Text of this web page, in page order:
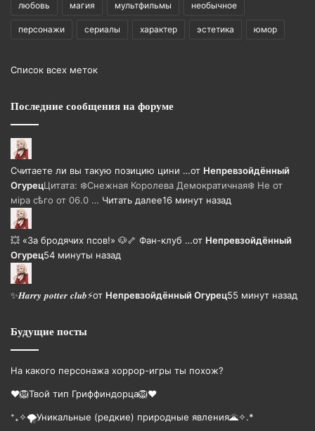
любовь магия мультфильмы необычное
персонажи сериалы характер эстетика юмор
Список всех меток
Последние сообщения на форуме
Считаете ли вы такую позицию цини …от Непревзойдëнный
ОгурецЦитата: ❄️Снежная Королева Демократичная❄️ Не от
мiра сѣго от 06.0 … Читать далее16 минут назад
💥 «За бродячих псов!» 🐶🦴 Фан-клуб …от Непревзойдëнный
Огурец54 минуты назад
✨𝑯𝒂𝒓𝒓𝒚 𝒑𝒐𝒕𝒕𝒆𝒓 𝒄𝒍𝒖𝒃⚡от Непревзойдëнный Огурец55 минут назад
Будущие посты
На какого персонажа хоррор-игры ты похож?
❤️🦁Твой тип Гриффиндорца🦁❤️
⁺₊✧🌪️Уникальные (редкие) природные явления🌋✧.*